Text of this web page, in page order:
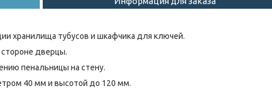
хранилища тубусов и шкафчика для ключей.
дверцы.
пенальницы на стену.
40 мм и высотой до 120 мм.